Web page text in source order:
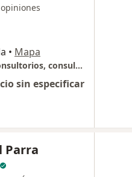
• Mapa
Complejo Porto Azul: Torre de consultorios, consultorio 427.
sin especificar
Parra